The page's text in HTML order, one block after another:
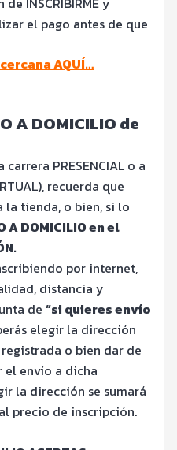
el pago antes de que
AQUÍ…
A DOMICILIO de
PRESENCIAL o a
recuerda que
la tienda, o bien, si lo
DOMICILIO en el
por internet,
distancia y
de “si quieres envío
elegir la dirección
o bien dar de
el envío a dicha
la dirección se sumará
precio de inscripción.